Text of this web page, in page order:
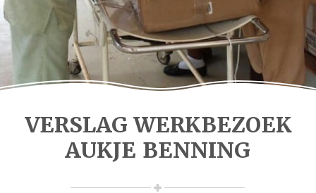
VERSLAG WERKBEZOEK
AUKJE BENNING